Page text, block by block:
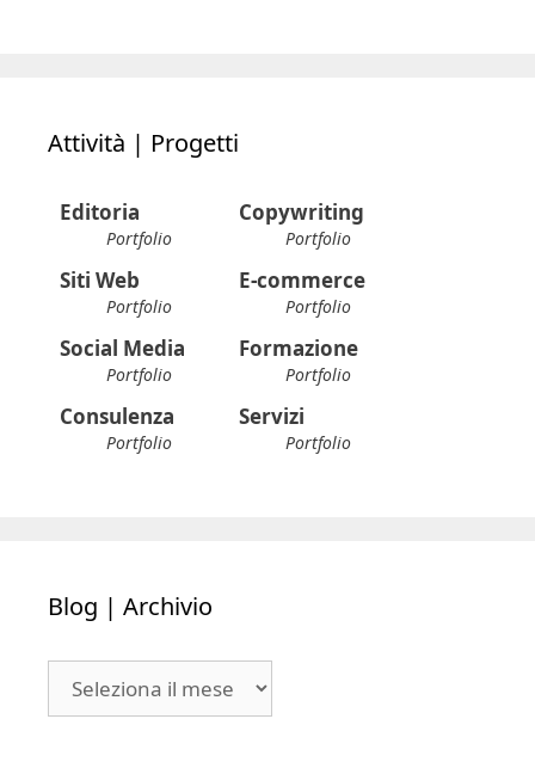
Attività | Progetti
Editoria
Portfolio
Copywriting
Portfolio
Siti Web
Portfolio
E-commerce
Portfolio
Social Media
Portfolio
Formazione
Portfolio
Consulenza
Portfolio
Servizi
Portfolio
Blog | Archivio